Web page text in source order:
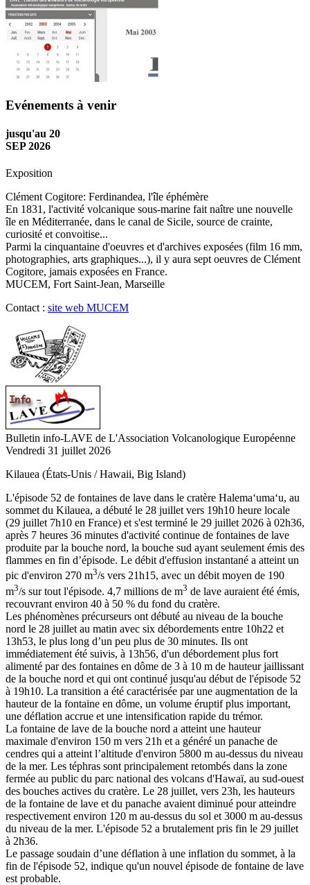
Evénements à venir
jusqu'au 20
SEP 2026
Exposition
Clément Cogitore: Ferdinandea, l'île éphémère
En 1831, l'activité volcanique sous-marine fait naître une nouvelle
île en Méditerranée, dans le canal de Sicile, source de crainte,
curiosité et convoitise...
Parmi la cinquantaine d'oeuvres et d'archives exposées (film 16 mm,
photographies, arts graphiques...), il y aura sept oeuvres de Clément
Cogitore, jamais exposées en France.
MUCEM, Fort Saint-Jean, Marseille
Contact : site web MUCEM
Bulletin info-LAVE de L'Association Volcanologique Européenne
Vendredi 31 juillet 2026
Kilauea (États-Unis / Hawaii, Big Island)
L'épisode 52 de fontaines de lave dans le cratère Halemaʻumaʻu, au
sommet du Kilauea, a débuté le 28 juillet vers 19h10 heure locale
(29 juillet 7h10 en France) et s'est terminé le 29 juillet 2026 à 02h36,
après 7 heures 36 minutes d'activité continue de fontaines de lave
produite par la bouche nord, la bouche sud ayant seulement émis des
flammes en fin d’épisode. Le débit d'effusion instantané a atteint un
pic d'environ 270 m3/s vers 21h15, avec un débit moyen de 190
m3/s sur tout l'épisode. 4,7 millions de m3 de lave auraient été émis,
recouvrant environ 40 à 50 % du fond du cratère.
Les phénomènes précurseurs ont débuté au niveau de la bouche
nord le 28 juillet au matin avec six débordements entre 10h22 et
13h53, le plus long d’un peu plus de 30 minutes. Ils ont
immédiatement été suivis, à 13h56, d'un débordement plus fort
alimenté par des fontaines en dôme de 3 à 10 m de hauteur jaillissant
de la bouche nord et qui ont continué jusqu'au début de l'épisode 52
à 19h10. La transition a été caractérisée par une augmentation de la
hauteur de la fontaine en dôme, un volume éruptif plus important,
une déflation accrue et une intensification rapide du trémor.
La fontaine de lave de la bouche nord a atteint une hauteur
maximale d'environ 150 m vers 21h et a généré un panache de
cendres qui a atteint l’altitude d'environ 5800 m au-dessus du niveau
de la mer. Les téphras sont principalement retombés dans la zone
fermée au public du parc national des volcans d'Hawaï, au sud-ouest
des bouches actives du cratère. Le 28 juillet, vers 23h, les hauteurs
de la fontaine de lave et du panache avaient diminué pour atteindre
respectivement environ 120 m au-dessus du sol et 3000 m au-dessus
du niveau de la mer. L'épisode 52 a brutalement pris fin le 29 juillet
à 2h36.
Le passage soudain d’une déflation à une inflation du sommet, à la
fin de l'épisode 52, indique qu'un nouvel épisode de fontaine de lave
est probable.